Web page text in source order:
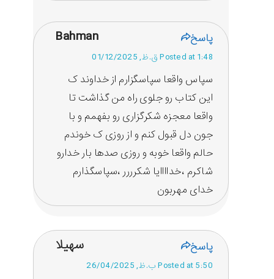
Bahman پاسخ
Posted at 1:48 ق.ظ, 01/12/2025
سپاس واقعا سپاسگزارم از خداوند ک
این کتاب رو جلوی راه من گذاشت تا
واقعا معجزه شکرگزاری رو بفهمم و با
جون دل قبول کنم و از روزی ک خوندم
حالم واقعا خوبه و روزی صدها بار خدارو
شاکرم ،خداااایا شکرررر ،سپاسگذارم
خدای مهربون
سهیلا پاسخ
Posted at 5:50 ب.ظ, 26/04/2025